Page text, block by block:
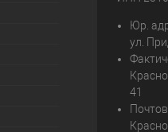
Юр.
ул.
41